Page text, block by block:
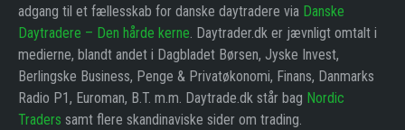
adgang til et fællesskab for danske daytradere via Danske
Daytradere – Den hårde kerne. Daytrader.dk er jævnligt omtalt i
medierne, blandt andet i Dagbladet Børsen, Jyske Invest,
Berlingske Business, Penge & Privatøkonomi, Finans, Danmarks
Radio P1, Euroman, B.T. m.m. Daytrade.dk står bag Nordic
Traders samt flere skandinaviske sider om trading.